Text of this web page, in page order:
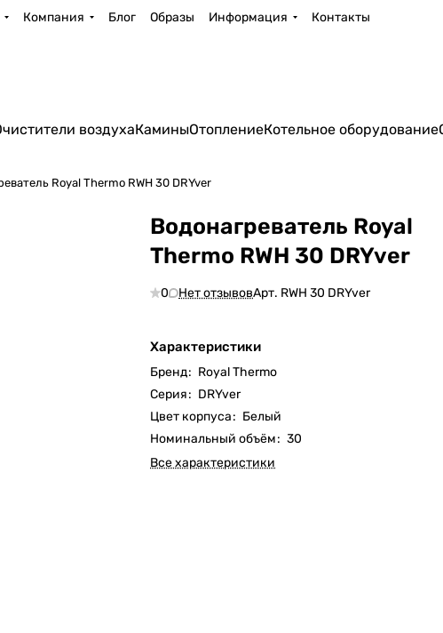
Компания Блог Образы Информация Контакты
воздухаКаминыОтоплениеКотельное оборудование
Royal Thermo RWH 30 DRYver
Водонагреватель Royal
Thermo RWH 30 DRYver
0 Нет отзывовАрт. RWH 30 DRYver
Характеристики
Бренд: Royal Thermo
Серия: DRYver
Цвет корпуса: Белый
Номинальный объём: 30
Все характеристики